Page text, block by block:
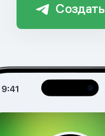
Создать